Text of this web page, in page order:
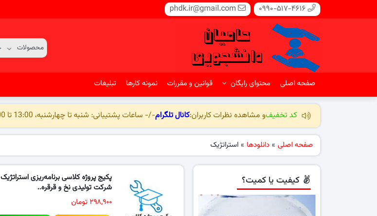
0990-517-4616
phdk.ir@gmail.com
صفحه اصلی محتوای رایگان قوانین و مقررات نمونه کارها تبلیغات
کد تخفیفو مشاهده نظرات کاربران:کانال تلگرام-/- ساعات پشتیبانی: شنبه تا چهارشنبه، 13:00 تا 01:00 -/-
صفحه اصلی » دانلودها » استراتژیک
پکیج پروژه کلاسی برنامه‌ریزی استراتژیک
شرکت تولیدی نخ و قرقره..
۲۹۸,۹۰۰ تومان
کیفیت یا کمیت؟